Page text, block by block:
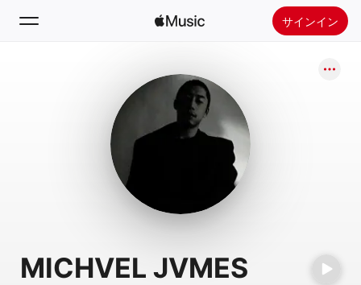
サインイン
新着おすすめ
Apple Musicをインストール
MICHVEL JVMES